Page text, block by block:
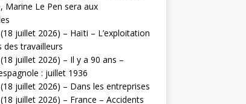
Marine Le Pen sera aux
juillet 2026) – Haïti – L’exploitation
des travailleurs
juillet 2026) – Il y a 90 ans –
: juillet 1936
juillet 2026) – Dans les entreprises
juillet 2026) – France – Accidents